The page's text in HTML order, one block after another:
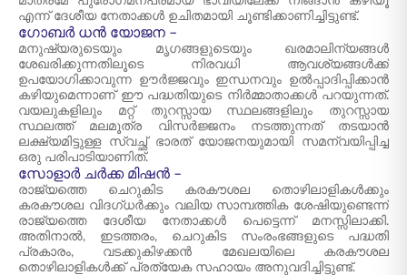
എന്ന് ദേശീയ നേതാക്കൾ ഉചിതമായി ചൂണ്ടിക്കാണിച്ചിട്ടുണ്ട്.
ഗോബർ ധൻ യോജന –
മനുഷ്യരുടെയും മൃഗങ്ങളുടെയും ഖരമാലിന്യങ്ങൾ
ശേഖരിക്കുന്നതിലൂടെ നിരവധി ആവശ്യങ്ങൾക്ക്
ഉപയോഗിക്കാവുന്ന ഊർജ്ജവും ഇന്ധനവും ഉൽപ്പാദിപ്പിക്കാൻ
കഴിയുമെന്നാണ് ഈ പദ്ധതിയുടെ നിർമ്മാതാക്കൾ പറയുന്നത്.
വയലുകളിലും മറ്റ് തുറസ്സായ സ്ഥലങ്ങളിലും തുറസ്സായ
സ്ഥലത്ത് മലമൂത്ര വിസർജ്ജനം നടത്തുന്നത് തടയാൻ
ലക്ഷ്യമിട്ടുള്ള സ്വച്ഛ് ഭാരത് യോജനയുമായി സമന്വയിപ്പിച്ച
ഒരു പരിപാടിയാണിത്.
സോളാർ ചർക്ക മിഷൻ –
രാജ്യത്തെ ചെറുകിട കരകൗശല തൊഴിലാളികൾക്കും
കരകൗശല വിദഗ്ധർക്കും വലിയ സാമ്പത്തിക ശേഷിയുണ്ടെന്ന്
രാജ്യത്തെ ദേശീയ നേതാക്കൾ പെട്ടെന്ന് മനസ്സിലാക്കി.
അതിനാൽ, ഇടത്തരം, ചെറുകിട സംരംഭങ്ങളുടെ പദ്ധതി
പ്രകാരം, വടക്കുകിഴക്കൻ മേഖലയിലെ കരകൗശല
തൊഴിലാളികൾക്ക് പ്രത്യേക സഹായം അനുവദിച്ചിട്ടുണ്ട്.